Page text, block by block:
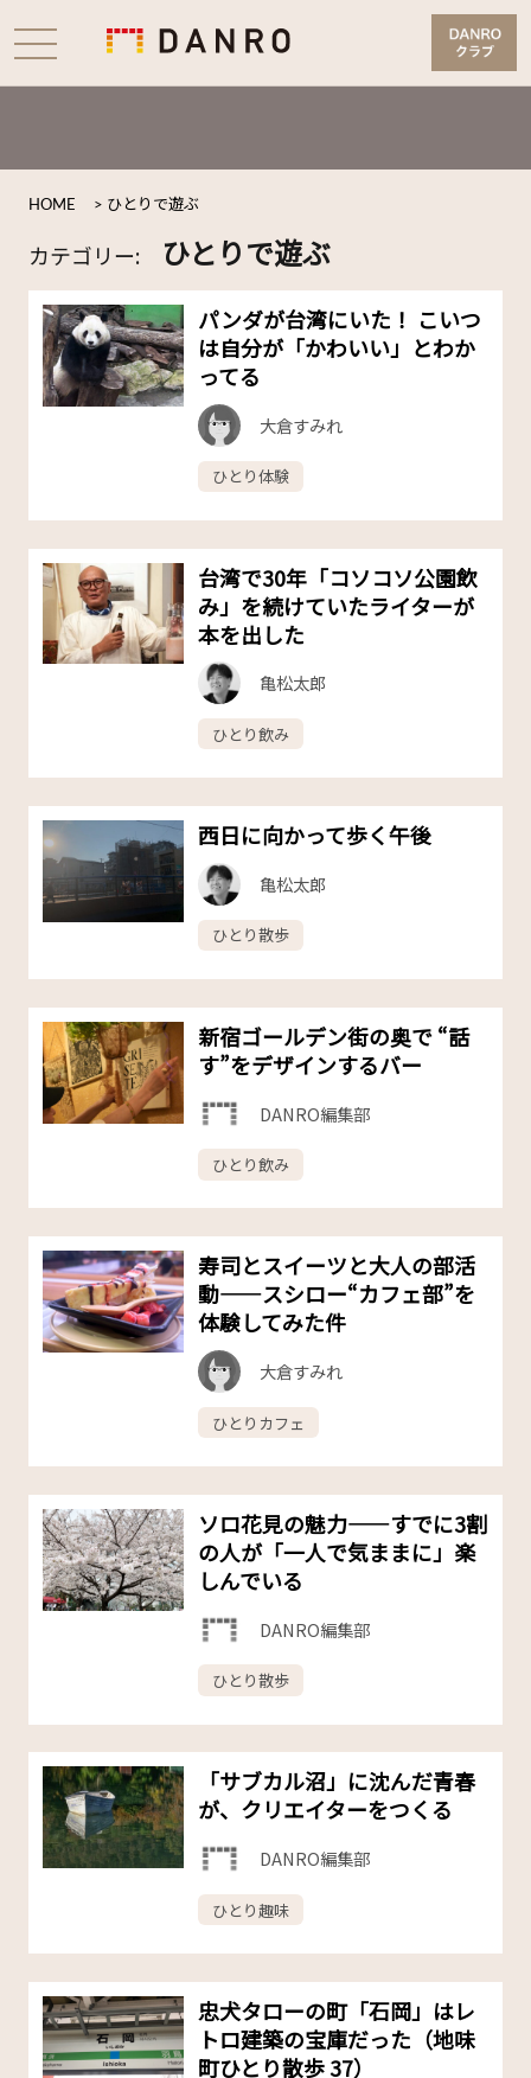
HOME > ひとりで遊ぶ
カテゴリー: ひとりで遊ぶ
パンダが台湾にいた！ こいつ
は自分が「かわいい」とわか
ってる
大倉すみれ
ひとり体験
台湾で30年「コソコソ公園飲
み」を続けていたライターが
本を出した
亀松太郎
ひとり飲み
西日に向かって歩く午後
亀松太郎
ひとり散歩
新宿ゴールデン街の奥で “話
す”をデザインするバー
DANRO編集部
ひとり飲み
寿司とスイーツと大人の部活
動——スシロー“カフェ部”を
体験してみた件
大倉すみれ
ひとりカフェ
ソロ花見の魅力——すでに3割
の人が「一人で気ままに」楽
しんでいる
DANRO編集部
ひとり散歩
「サブカル沼」に沈んだ青春
が、クリエイターをつくる
DANRO編集部
ひとり趣味
忠犬タローの町「石岡」はレ
トロ建築の宝庫だった（地味
町ひとり散歩 37）